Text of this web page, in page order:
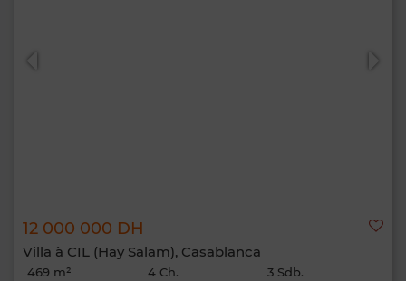
12 000 000 DH
Villa à CIL (Hay Salam), Casablanca
469 m² 4 Ch. 3 Sdb.